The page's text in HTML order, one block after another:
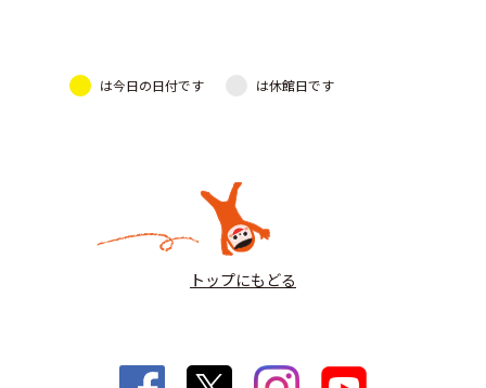
は今日の日付です は休館日です
トップにもどる